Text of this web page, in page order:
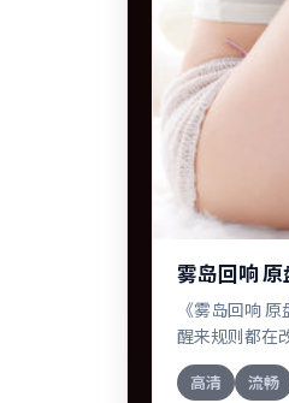
雾岛回响 原
《雾岛回响
醒来规则都在
廖凡、吴京的
积蓄张力，本
高清 流畅